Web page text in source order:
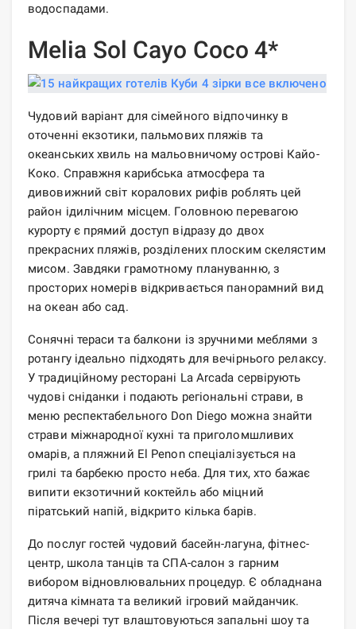
водоспадами.
Melia Sol Cayo Coco 4*
Чудовий варіант для сімейного відпочинку в
оточенні екзотики, пальмових пляжів та
океанських хвиль на мальовничому острові Кайо-
Коко. Справжня карибська атмосфера та
дивовижний світ коралових рифів роблять цей
район ідилічним місцем. Головною перевагою
курорту є прямий доступ відразу до двох
прекрасних пляжів, розділених плоским скелястим
мисом. Завдяки грамотному плануванню, з
просторих номерів відкривається панорамний вид
на океан або сад.
Сонячні тераси та балкони із зручними меблями з
ротангу ідеально підходять для вечірнього релаксу.
У традиційному ресторані La Arcada сервірують
чудові сніданки і подають регіональні страви, в
меню респектабельного Don Diego можна знайти
страви міжнародної кухні та приголомшливих
омарів, а пляжний El Penon спеціалізується на
грилі та барбекю просто неба. Для тих, хто бажає
випити екзотичний коктейль або міцний
піратський напій, відкрито кілька барів.
До послуг гостей чудовий басейн-лагуна, фітнес-
центр, школа танців та СПА-салон з гарним
вибором відновлювальних процедур. Є обладнана
дитяча кімната та великий ігровий майданчик.
Після вечері тут влаштовуються запальні шоу та